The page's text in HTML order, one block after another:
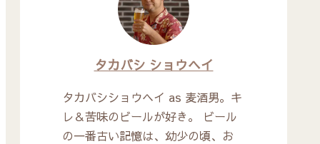
タカバシ ショウヘイ
タカバシショウヘイ as 麦酒男。キ
レ＆苦味のビールが好き。 ビール
の一番古い記憶は、幼少の頃、お